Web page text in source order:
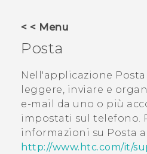
ASSISTENZA
Accessori e dispositivi HTC
Accesso
< < Menu
Posta
Nell'applicazione Posta
leggere, inviare e
e-mail da uno o più
impostati sul telefono.
informazioni su Posta
http://www.htc.com/it/